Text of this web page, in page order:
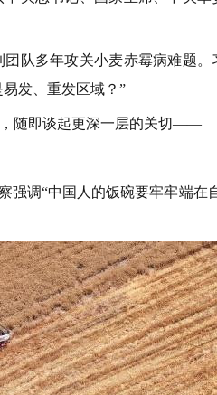
多年攻关小麦赤霉病难题。
发、重发区域？”
随即谈起更深一层的关切——
调“中国人的饭碗要牢牢端在